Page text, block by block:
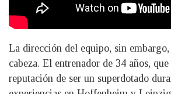
La dirección del equipo, sin
cabeza. El entrenador de 34 años,
reputación de ser un superdotado